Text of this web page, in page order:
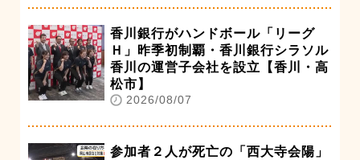
香川銀行がハンドボール「リーグ
Ｈ」昨季初制覇・香川銀行シラソル
香川の運営子会社を設立【香川・高
松市】
2026/08/07
参加者２人が死亡の「西大寺会陽」